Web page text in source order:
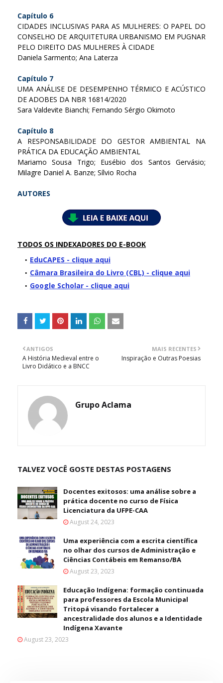
Capítulo 6
CIDADES INCLUSIVAS PARA AS MULHERES: O PAPEL DO
CONSELHO DE ARQUITETURA URBANISMO EM PUGNAR
PELO DIREITO DAS MULHERES À CIDADE
Daniela Sarmento; Ana Laterza
Capítulo 7
UMA ANÁLISE DE DESEMPENHO TÉRMICO E ACÚSTICO
DE ADOBES DA NBR 16814/2020
Sara Valdevite Bianchi; Fernando Sérgio Okimoto
Capítulo 8
A RESPONSABILIDADE DO GESTOR AMBIENTAL NA
PRÁTICA DA EDUCAÇÃO AMBIENTAL
Mariamo Sousa Trigo; Eusébio dos Santos Gervásio;
Milagre Daniel A. Banze; Sílvio Rocha
AUTORES
TODOS OS INDEXADORES DO E-BOOK
EduCAPES - clique aqui
Câmara Brasileira do Livro (CBL) - clique aqui
Google Scholar - clique aqui
MAIS RECENTES
Inspiração e Outras Poesias
ANTIGOS
A História Medieval entre o
Livro Didático e a BNCC
Grupo Aclama
TALVEZ VOCÊ GOSTE DESTAS POSTAGENS
Docentes exitosos: uma análise sobre a
prática docente no curso de Física
Licenciatura da UFPE-CAA
August 24, 2023
Uma experiência com a escrita científica
no olhar dos cursos de Administração e
Ciências Contábeis em Remanso/BA
August 23, 2023
Educação Indígena: formação continuada
para professores da Escola Municipal
Tritopá visando fortalecer a
ancestralidade dos alunos e a Identidade
Indígena Xavante
August 23, 2023